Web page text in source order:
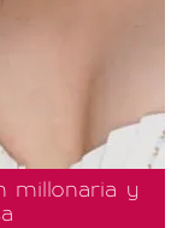
millonaria y